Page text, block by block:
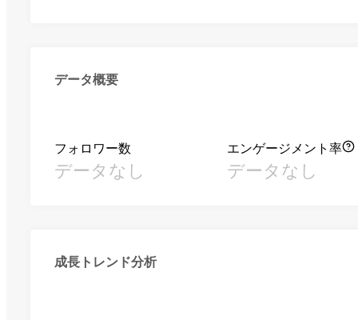
データ概要
フォロワー数
データなし
エンゲージメント率
データなし
成長トレンド分析